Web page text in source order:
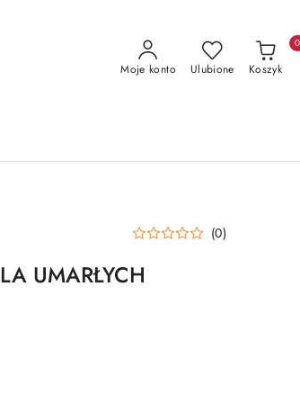
Moje konto Ulubione Koszyk
0
(0)
UMARŁYCH